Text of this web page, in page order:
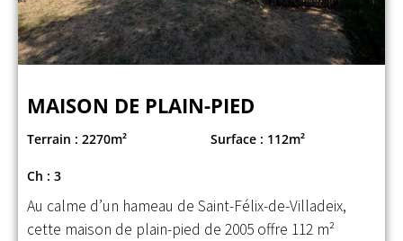
MAISON DE PLAIN-PIED
Terrain : 2270m² Surface : 112m²
Ch : 3
Au calme d’un hameau de Saint-Félix-de-Villadeix,
cette maison de plain-pied de 2005 offre 112 m²